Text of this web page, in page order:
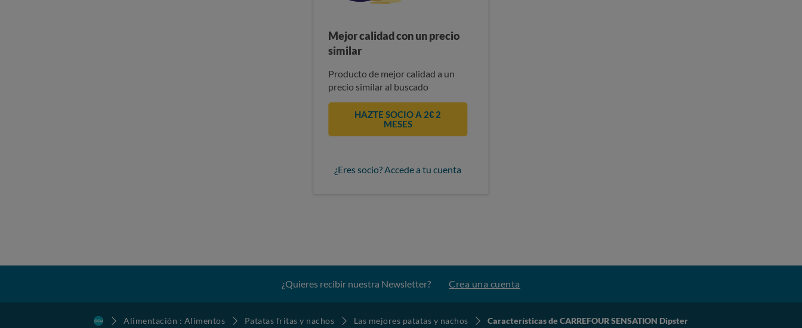
Mejor calidad con un precio
similar
Producto de mejor calidad a un
precio similar al buscado
HAZTE SOCIO A 2€ 2
MESES
¿Eres socio? Accede a tu cuenta
¿Quieres recibir nuestra Newsletter? Crea una cuenta
Alimentación : Alimentos Patatas fritas y nachos Las mejores patatas y nachos Características de CARREFOUR SENSATION Dipster